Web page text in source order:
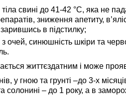
свині до 41-42 °С, яка не
зниження апетиту,
в підстилку;
очей, синюшність шкіри та
життєздатним і може
у гною та грунті –до 3-х
солонині – до 1 року, а в